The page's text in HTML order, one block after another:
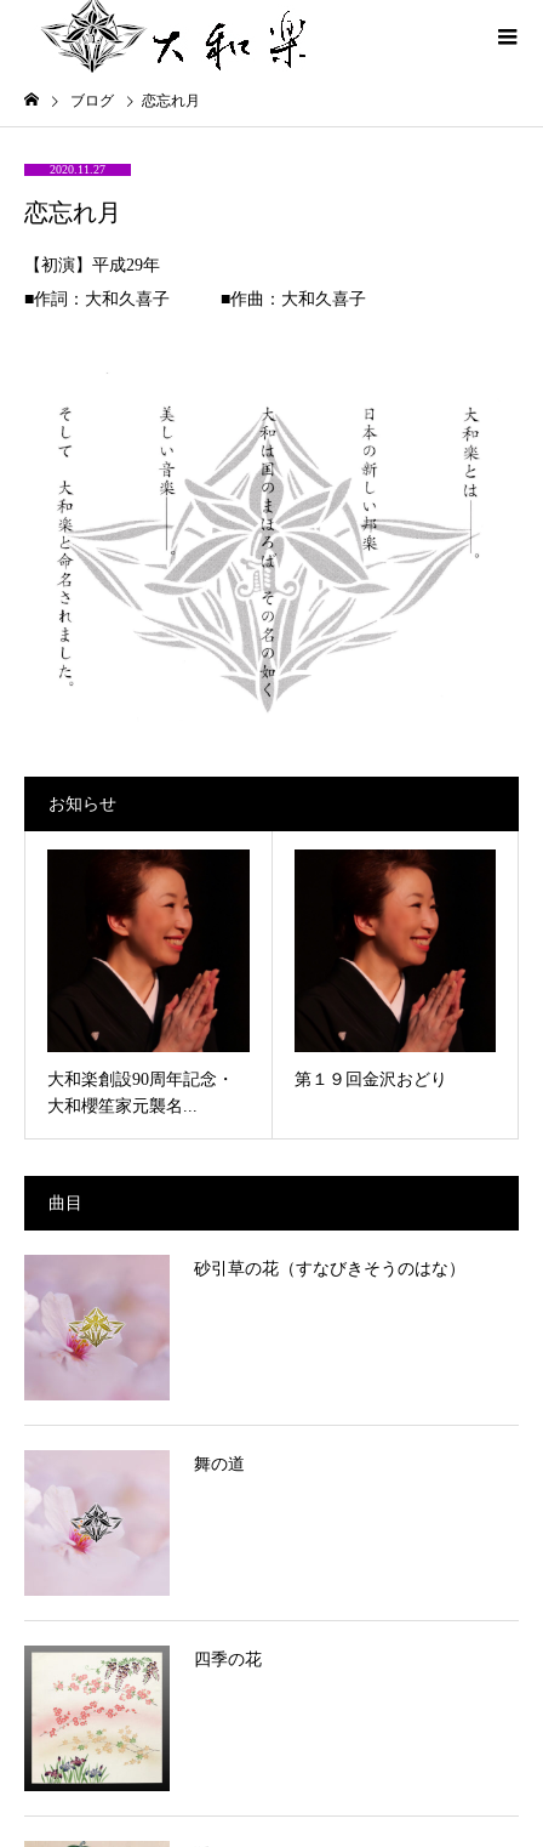
ブログ 恋忘れ月
2020.11.27
恋忘れ月
【初演】平成29年
■作詞：大和久喜子 ■作曲：大和久喜子
お知らせ
大和楽創設90周年記念・
大和櫻笙家元襲名...
第１９回金沢おどり
曲目
砂引草の花（すなびきそうのはな）
舞の道
四季の花